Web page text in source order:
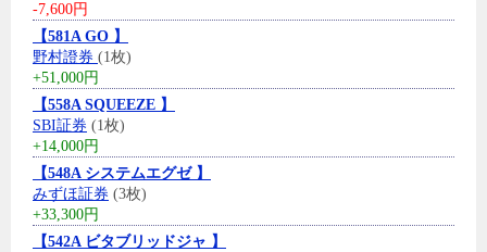
-7,600円
【581A GO 】
野村證券 (1枚)
+51,000円
【558A SQUEEZE 】
SBI証券 (1枚)
+14,000円
【548A システムエグゼ 】
みずほ証券 (3枚)
+33,300円
【542A ビタブリッドジャ 】